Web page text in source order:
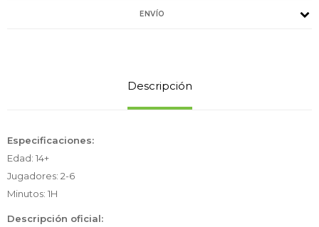
ENVÍO
Descripción
Especificaciones:
Edad: 14+
Jugadores: 2-6
Minutos: 1H
Descripción oficial: